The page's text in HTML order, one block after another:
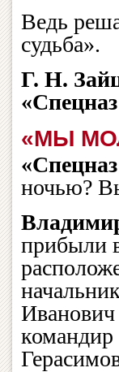
Ведь
судьба».
Г. Н.
«МЫ
ночью?
прибыли
Иванович